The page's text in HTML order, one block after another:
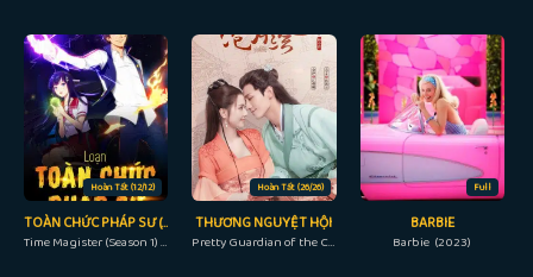
Hoàn Tất (12/12)
TOÀN CHỨC PHÁP SƯ (PHẦN 1)
Time Magister (Season 1) (2016)
Hoàn Tất (26/26)
THƯƠNG NGUYỆT HỘI
Pretty Guardian of the City (2022)
Full
BARBIE
Barbie (2023)